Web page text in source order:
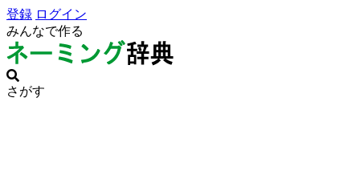
登録 ログイン
みんなで作る
さがす